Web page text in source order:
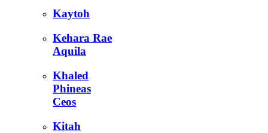
Kaytoh
Kehara Rae
Aquila
Khaled
Phineas
Ceos
Kitah